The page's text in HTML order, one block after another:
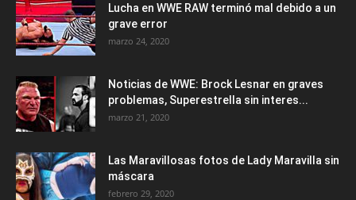
Lucha en WWE RAW terminó mal debido a un
grave error
marzo 24, 2020
Noticias de WWE: Brock Lesnar en graves
problemas, Superestrella sin interes...
marzo 21, 2020
Las Maravillosas fotos de Lady Maravilla sin
máscara
febrero 29, 2020